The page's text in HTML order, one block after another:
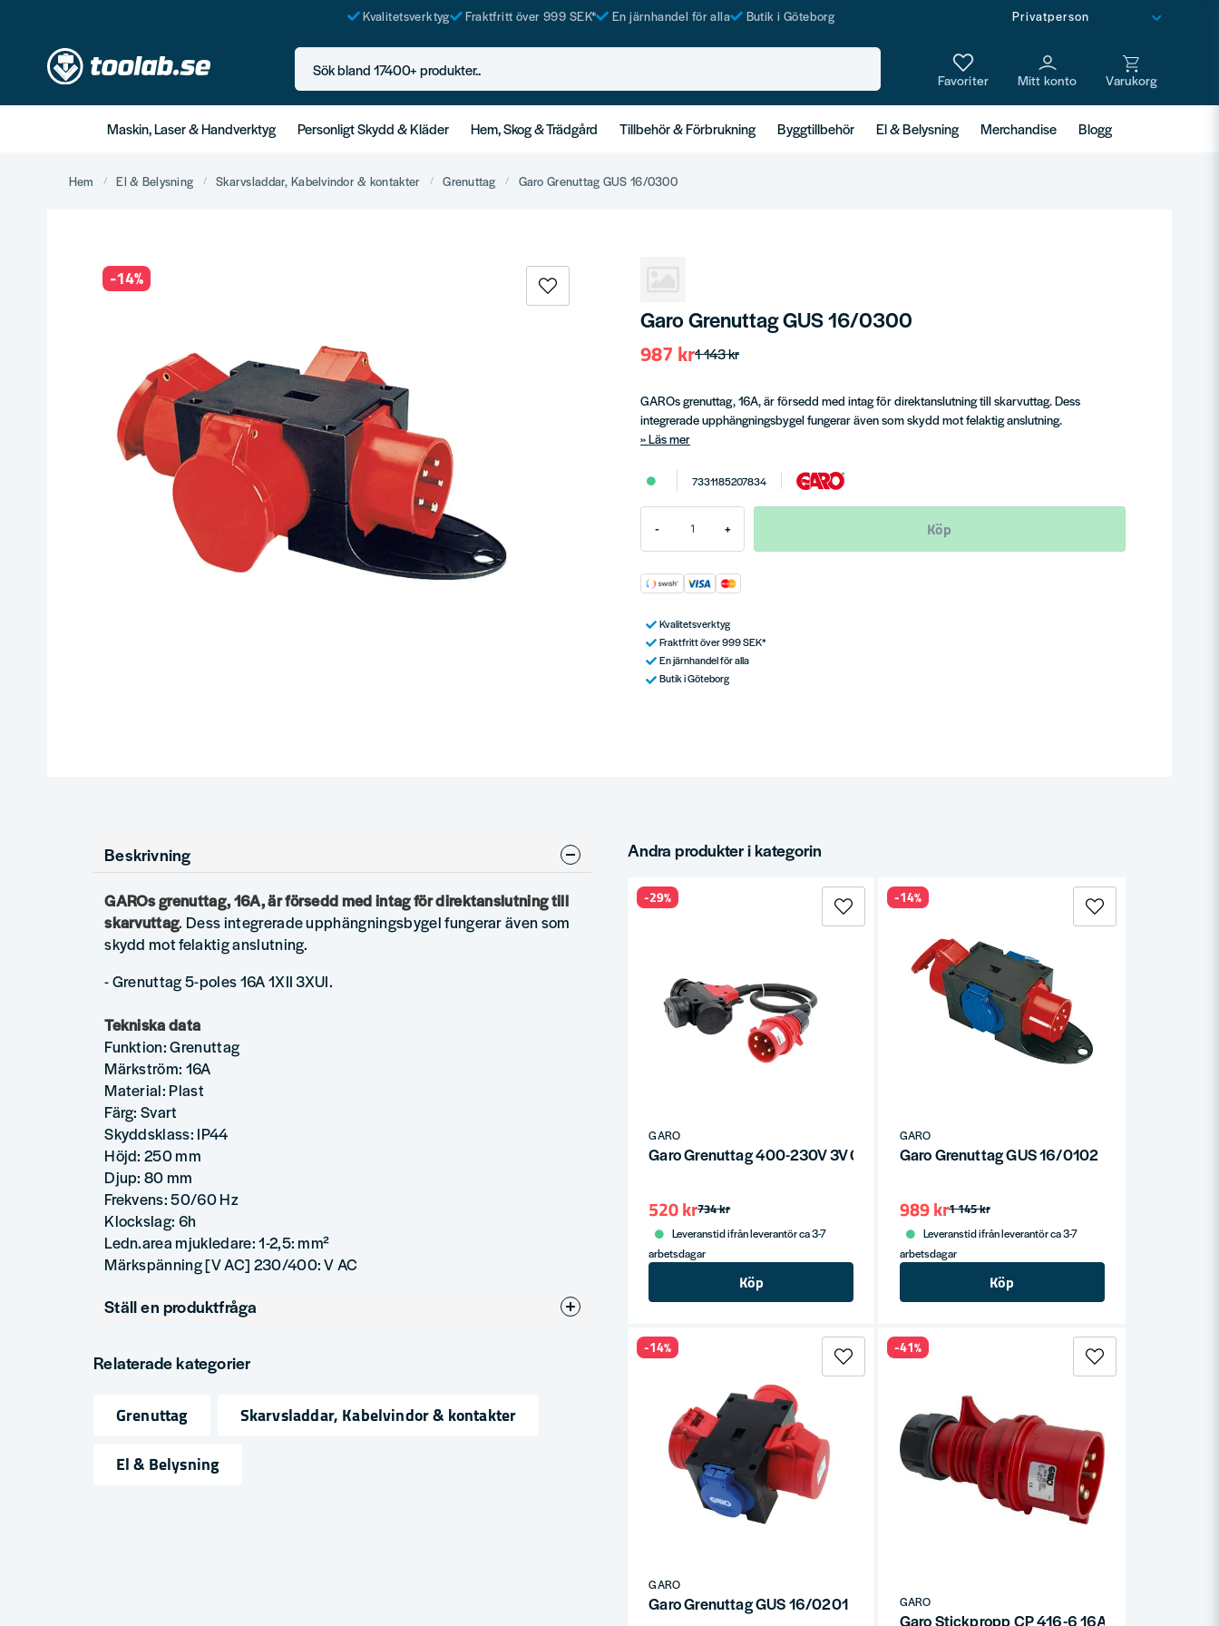
Kvalitetsverktyg Fraktfritt över 999 SEK* En järnhandel för alla Butik i Göteborg
Sök bland 17400+ produkter..
Maskin, Laser & Handverktyg Personligt Skydd & Kläder Hem, Skog & Trädgård Tillbehör & Förbrukning Byggtillbehör El & Belysning Merchandise Blogg
Hem El & Belysning Skarvsladdar, Kabelvindor & kontakter Grenuttag Garo Grenuttag GUS 16/0300
-14%
Garo Grenuttag GUS 16/0300
1 143 kr
987 kr
GAROs grenuttag, 16A, är försedd med intag för direktanslutning till skarvuttag. Dess
integrerade upphängningsbygel fungerar även som skydd mot felaktig anslutning.
Läs mer
7331185207834
- + Köp
Kvalitetsverktyg
Fraktfritt över 999 SEK*
En järnhandel för alla
Butik i Göteborg
Beskrivning
GAROs grenuttag, 16A, är försedd med intag för direktanslutning till
skarvuttag. Dess integrerade upphängningsbygel fungerar även som
skydd mot felaktig anslutning.
- Grenuttag 5-poles 16A 1XII 3XUI.
Tekniska data
Funktion: Grenuttag
Märkström: 16A
Material: Plast
Färg: Svart
Skyddsklass: IP44
Höjd: 250 mm
Djup: 80 mm
Frekvens: 50/60 Hz
Klockslag: 6h
Ledn.area mjukledare: 1-2,5: mm²
Märkspänning [V AC] 230/400: V AC
Ställ en produktfråga
Fråga oss något om denna produkten...
Relaterade kategorier
Grenuttag
Skarvsladdar, Kabelvindor & kontakter
El & Belysning
Andra produkter i kategorin
GARO
Garo Grenuttag 400-230V 3V 0,5 M
734 kr
520 kr
Leveranstid ifrån leverantör ca 3-7
arbetsdagar
Köp
-29%
GARO
Garo Grenuttag GUS 16/0102
1 145 kr
989 kr
Leveranstid ifrån leverantör ca 3-7
arbetsdagar
Köp
-14%
GARO
Garo Grenuttag GUS 16/0201
-14%
GARO
Garo Stickpropp CP 416-6 16A IP44
-41%